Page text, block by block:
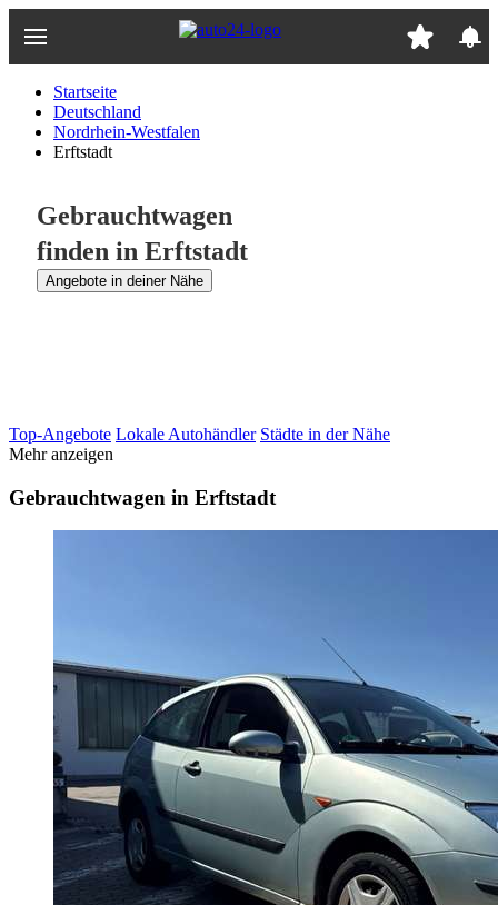
Hauptinhalt
Startseite
Deutschland
Nordrhein-Westfalen
Erftstadt
Gebrauchtwagen
finden in Erftstadt
Angebote in deiner Nähe
Top-Angebote Lokale Autohändler Städte in der Nähe
Mehr anzeigen
Gebrauchtwagen in Erftstadt